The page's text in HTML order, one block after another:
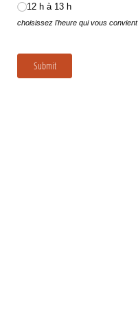
12 h à 13 h
choisissez l'heure qui vous convient
Submit